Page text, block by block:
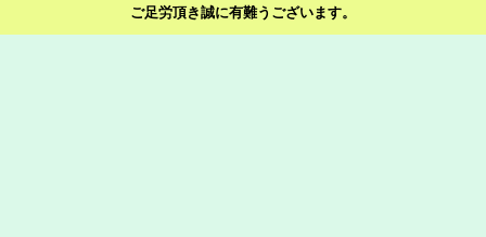
ご足労頂き誠に有難うございます。